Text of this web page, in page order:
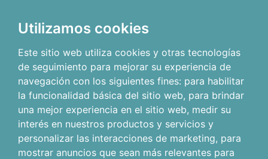
Utilizamos cookies
Este sitio web utiliza cookies y otras tecnologías
de seguimiento para mejorar su experiencia de
navegación con los siguientes fines: para habilitar
la funcionalidad básica del sitio web, para brindar
una mejor experiencia en el sitio web, medir su
interés en nuestros productos y servicios y
personalizar las interacciones de marketing, para
mostrar anuncios que sean más relevantes para